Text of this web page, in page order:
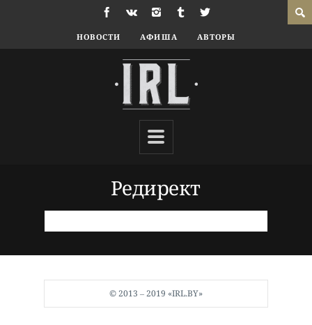
НОВОСТИ АФИША АВТОРЫ
Редирект
© 2013 ‒ 2019 «IRL.BY»